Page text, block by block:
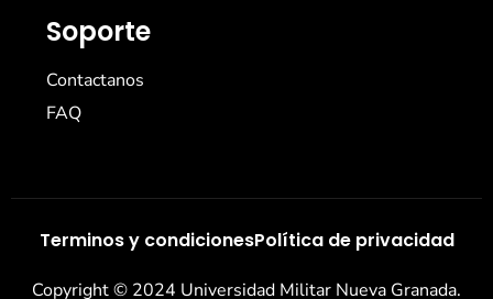
Soporte
Contactanos
FAQ
Terminos y condicionesPolítica de privacidad
Copyright © 2024 Universidad Militar Nueva Granada.